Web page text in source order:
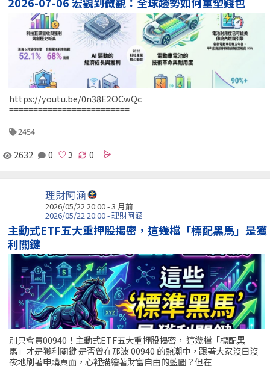
https://youtu.be/0n38E2OCwQc
=========================
2454
2632 0 0
理財阿涵
2026/05/22 20:00 - 3 月前
2026/05/22 20:00 - 理財阿涵
主動式ETF五大重押股揭密，這幾檔「標配黑馬」是獲
利關鍵
別只會買00940！主動式ETF五大重押股揭密， 這幾檔「標配黑
馬」才是獲利關鍵 是否曾在那波 00940 的熱潮中，跟著大家沒日沒
夜地刷著申購頁面，心裡描繪著財富自由的藍圖？但在